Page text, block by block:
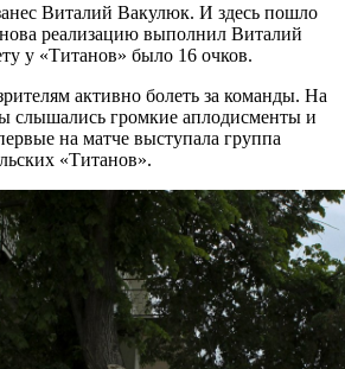
Виталий Вакулюк. И здесь пошло
реализацию выполнил Виталий
у «Титанов» было 16 очков.
активно болеть за команды. На
слышались громкие аплодисменты и
на матче выступала группа
«Титанов».